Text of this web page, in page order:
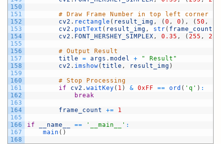
150
151
152
153
154
155
156
157
158
159
160
161
162
163
164
165
166
167
168
# Draw Frame Number in top left corner
cv2 . rectangle ( result_img , ( 0 , 0 ) , ( 50 ,
cv2 . putText ( result_img , str ( frame_count
cv2 . FONT_HERSHEY_SIMPLEX , 0.35 , ( 255 , 255
# Output Result
title
= args . model +
" Result"
cv2 . imshow( title , result_img )
# Stop Processing
if
cv2 . waitKey ( 1 ) & 0xFF == ord ( 'q' ) :
break
frame_count += 1
if __name__ == '__main__' :
main ( )